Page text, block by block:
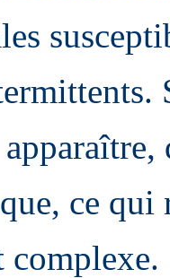
ce qui
complexe.